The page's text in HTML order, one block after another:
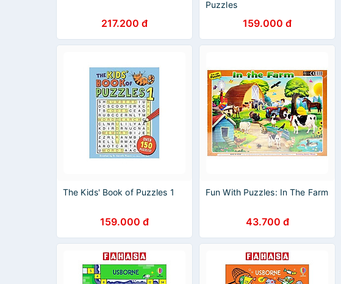
217.200 đ
Puzzles
159.000 đ
The Kids' Book of Puzzles 1
159.000 đ
Fun With Puzzles: In The Farm
43.700 đ